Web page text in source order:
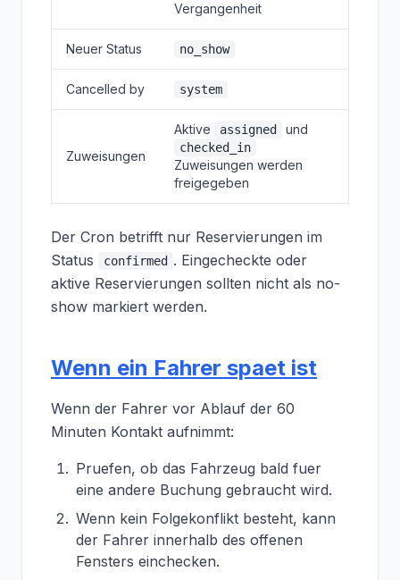
Vergangenheit
Neuer Status no_show
Cancelled by system
Zuweisungen
Aktive assigned und
checked_in
Zuweisungen werden
freigegeben
Der Cron betrifft nur Reservierungen im
Status
confirmed . Eingecheckte oder
aktive Reservierungen sollten nicht als no-
show markiert werden.
Wenn ein Fahrer spaet ist
Wenn der Fahrer vor Ablauf der 60
Minuten Kontakt aufnimmt:
Pruefen, ob das Fahrzeug bald fuer
eine andere Buchung gebraucht wird.
Wenn kein Folgekonflikt besteht, kann
der Fahrer innerhalb des offenen
Fensters einchecken.